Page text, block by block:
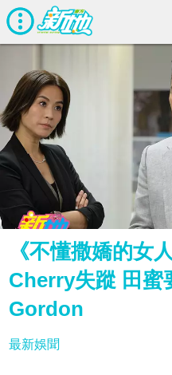
《不懂撒嬌的女
Cherry失蹤 田蜜
Gordon
最新娛聞